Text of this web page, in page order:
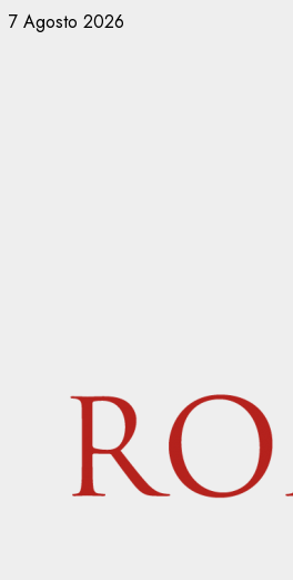
Vai
7 Agosto 2026